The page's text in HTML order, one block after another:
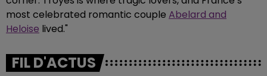
most celebrated romantic couple Abelard and
Heloise lived."
FIL D'ACTUS